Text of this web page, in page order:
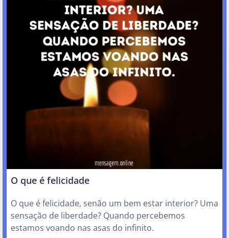
O que é felicidade
O que é felicidade, senão um bem estar interior? Uma
sensação de liberdade? Quando percebemos
estamos voando nas asas do infinito.